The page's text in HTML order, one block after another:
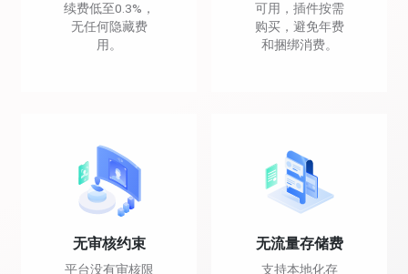
续费低至0.3%，
无任何隐藏费
用。
可用，插件按需
购买，避免年费
和捆绑消费。
无审核约束
平台没有审核限
无流量存储费
支持本地化存